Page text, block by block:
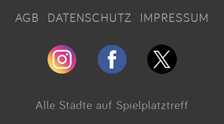
AGB DATENSCHUTZ IMPRESSUM
Alle Städte auf Spielplatztreff